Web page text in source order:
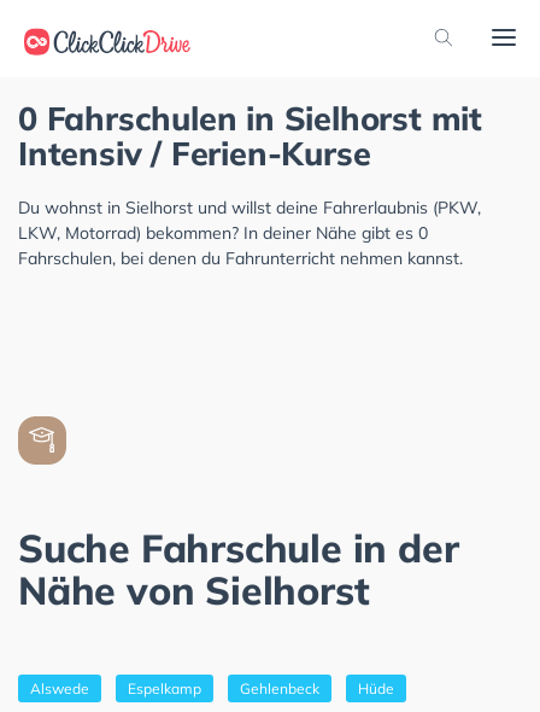
0 Fahrschulen in Sielhorst mit
Intensiv / Ferien-Kurse
Du wohnst in Sielhorst und willst deine Fahrerlaubnis (PKW,
LKW, Motorrad) bekommen? In deiner Nähe gibt es 0
Fahrschulen, bei denen du Fahrunterricht nehmen kannst.
Suche Fahrschule in der
Nähe von Sielhorst
Alswede Espelkamp Gehlenbeck Hüde